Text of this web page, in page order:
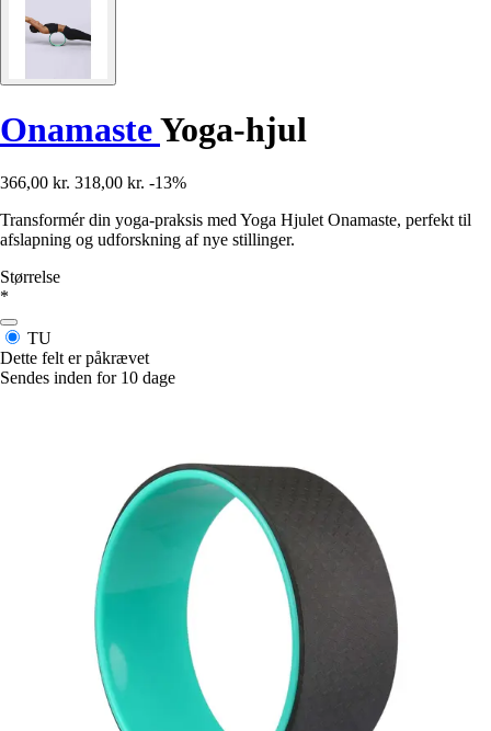
OnamasteYoga-hjul
366,00 kr. 318,00 kr. -13%
Transformér din yoga-praksis med Yoga Hjulet Onamaste, perfekt til
afslapning og udforskning af nye stillinger.
Størrelse
*
TU
Dette felt er påkrævet
Sendes inden for 10 dage